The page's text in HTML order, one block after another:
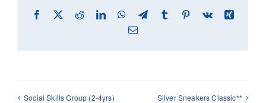
Facebook
X RedditLinkedInWhatsApp
TelegramTumblr Pinterest
Vk
Xing
Email
Social Skills Group (2-4yrs) Silver Sneakers Classic**